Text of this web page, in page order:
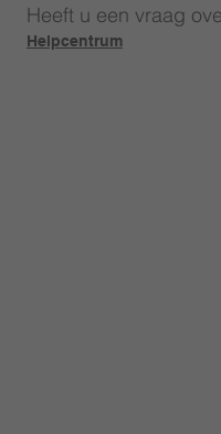
Heeft u een vraag
Helpcentrum